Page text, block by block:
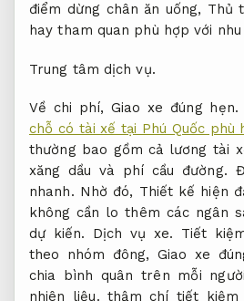
điểm dừng chân ăn uống, Thủ
hay tham quan phù hợp với nhu
Trung tâm dịch vụ.
Về chi phí,Giao xe đúng hẹn.
chỗ có tài xế tại Phú Quốc phù
thường bao gồm cả lương tài
xăng dầu và phí cầu đường.
nhanh. Nhờ đó, Thiết kế hiện
không cần lo thêm các ngân
dự kiến. Dịch vụ xe. Tiết
theo nhóm đông,Giao xe
chia bình quân trên mỗi
nhiên liệu. thậm chí tiết